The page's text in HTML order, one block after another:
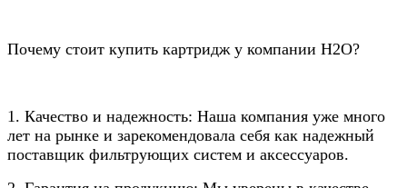
Почему стоит купить картридж у компании Н2О?
1. Качество и надежность: Наша компания уже много
лет на рынке и зарекомендовала себя как надежный
поставщик фильтрующих систем и аксессуаров.